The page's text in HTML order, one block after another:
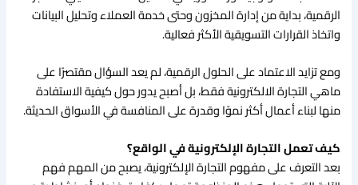
الرقمية، بداية من إدارة المخزون وحتى خدمة العملاء وتحليل البيانات
واتخاذ القرارات التسويقية الأكثر فعالية.
ومع تزايد الاعتماد على الحلول الرقمية، لم يعد السؤال مقتصرًا على
ماهي التجارة الالكترونية فقط، بل أصبح يدور حول كيفية الاستفادة
منها لبناء أعمال أكثر نموًا وقدرة على المنافسة في الأسواق الحديثة.
كيف تعمل التجارة الإلكترونية في الواقع؟
بعد التعرف على مفهوم التجارة الإلكترونية، يصبح من المهم فهم